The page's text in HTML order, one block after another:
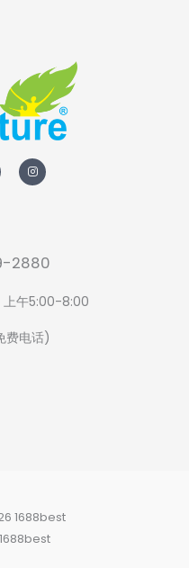
n
s
t
2880
上午5:00-8:00
费电话)
1688best